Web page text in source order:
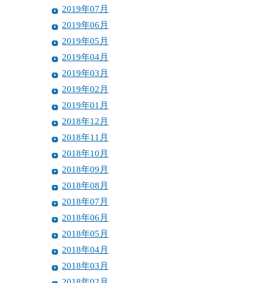
2019年07月
2019年06月
2019年05月
2019年04月
2019年03月
2019年02月
2019年01月
2018年12月
2018年11月
2018年10月
2018年09月
2018年08月
2018年07月
2018年06月
2018年05月
2018年04月
2018年03月